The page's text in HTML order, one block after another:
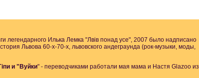
легендарного Илька Лемка "Лвiв понад усе", 2007 было надписано
Львова 60-х-70-х, львовского андеграунда (рок-музыки, моды,
и "Вуйки" - переводчиками работали мая мама и Настя Glazoo из